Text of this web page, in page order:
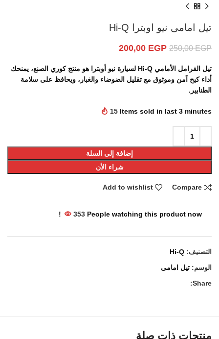
تيل امامى نيو اوبترا Hi-Q
250,00EGP
200,00 EGP
تيل الفرامل الأمامي Hi-Q لسيارة نيو أوبترا هو منتج كوري الصنع، يمنحك
أداء كبح آمن وموثوق مع تقليل الضوضاء والغبار، ويحافظ على سلامة
الطنابير.
15 Items sold in last 3 minutes
إضافة إلى السلة
شراء الأن
Compare
Add to wishlist
353 People watching this product now!
التصنيف: Hi-Q
الوسم: تيل امامى
Share:
منتجات ذات صلة